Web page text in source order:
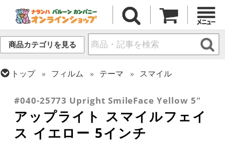
商品カテゴリを見る
トップ フィルム テーマ
スマイル
#040-25773 Upright SmileFace Yellow 5"
アップライト スマイルフェイ
ス イエロー 5インチ